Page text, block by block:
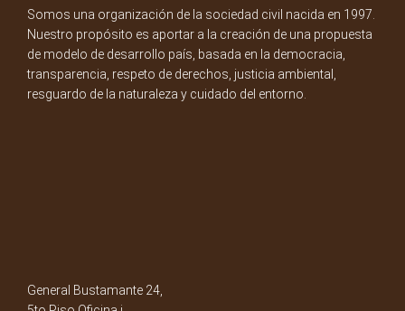
Somos una organización de la sociedad civil nacida en 1997.
Nuestro propósito es aportar a la creación de una propuesta
de modelo de desarrollo país, basada en la democracia,
transparencia, respeto de derechos, justicia ambiental,
resguardo de la naturaleza y cuidado del entorno.
General Bustamante 24,